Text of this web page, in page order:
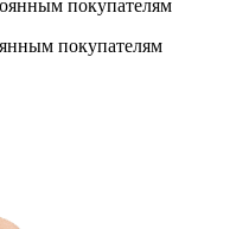
покупателям